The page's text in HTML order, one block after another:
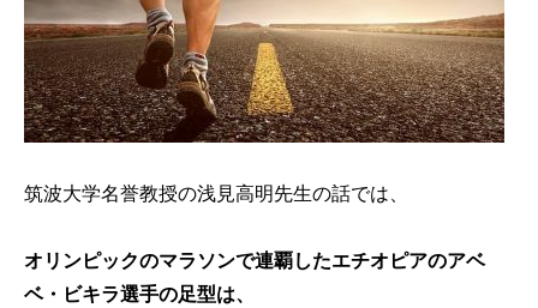
筑波大学名誉教授の浅見高明先生の話では、
オリンピックのマラソンで連覇したエチオピアのアベ
ベ・ビキラ選手の足型は、